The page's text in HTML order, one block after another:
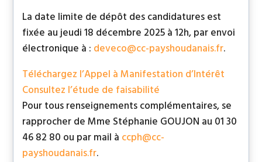
La date limite de dépôt des candidatures est
fixée au jeudi 18 décembre 2025 à 12h, par envoi
électronique à : deveco@cc-payshoudanais.fr.
Téléchargez l’Appel à Manifestation d’Intérêt
Consultez l’étude de faisabilité
Pour tous renseignements complémentaires, se
rapprocher de Mme Stéphanie GOUJON au 01 30
46 82 80 ou par mail à ccph@cc-
payshoudanais.fr.